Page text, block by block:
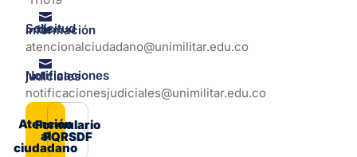
Solicitud de información
atencionalciudadano@unimilitar.edu.co
Notificaciones judiciales
notificacionesjudiciales@unimilitar.edu.co
Atención
al
ciudadano
Formulario
PQRSDF